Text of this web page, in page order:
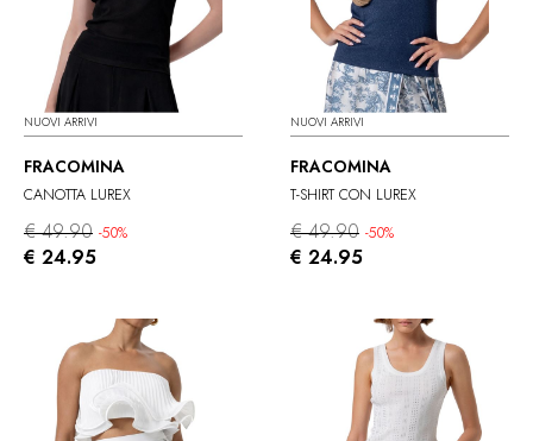
NUOVI ARRIVI
FRACOMINA
CANOTTA LUREX
€ 49.90 -50%
€ 24.95
NUOVI ARRIVI
FRACOMINA
T-SHIRT CON LUREX
€ 49.90 -50%
€ 24.95